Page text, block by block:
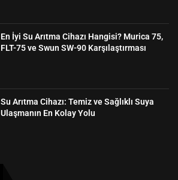
En İyi Su Arıtma Cihazı Hangisi? Murica 75,
FLT-75 ve Swun SW-90 Karşılaştırması
Su Arıtma Cihazı: Temiz ve Sağlıklı Suya
Ulaşmanın En Kolay Yolu